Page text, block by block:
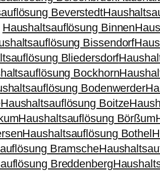
Beverstedt
Haushaltsauflösung Binnen
Bissendorf
Bliedersdorf
Bockhorn
Bodenwerder
Haushaltsauflösung Boitze
Haushaltsauflösung Börßum
Haushaltsauflösung Bothel
Bramsche
Breddenberg